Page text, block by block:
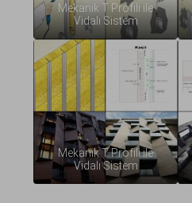
Mekanik T Profili ile
Vidalı Sistem
Mekanik T Profili ile
Vidalı Sistem